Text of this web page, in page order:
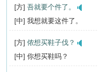
[方] 吾就要个件了。
[中] 我想就要这件了。
[方] 侬想买鞋子伐？
[中] 你想买鞋吗？